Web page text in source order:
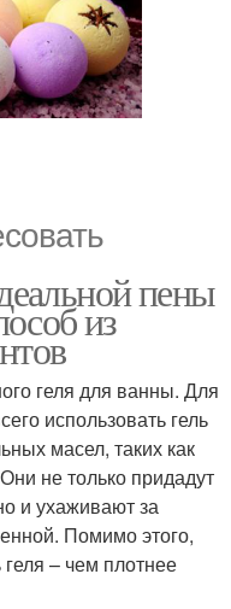
пены
из
геля для ванны. Для
использовать гель
масел, таких как
не только придадут
и ухаживают за
Помимо этого,
– чем плотнее